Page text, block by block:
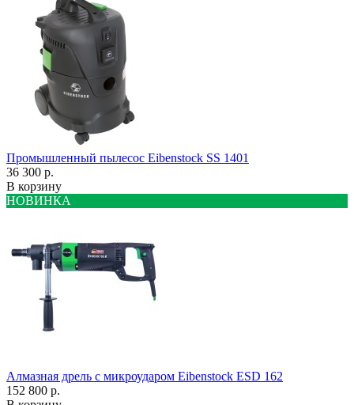
Промышленный пылесос Eibenstock SS 1401
36 300 р.
В корзину
НОВИНКА
Алмазная дрель с микроударом Eibenstock ESD 162
152 800 р.